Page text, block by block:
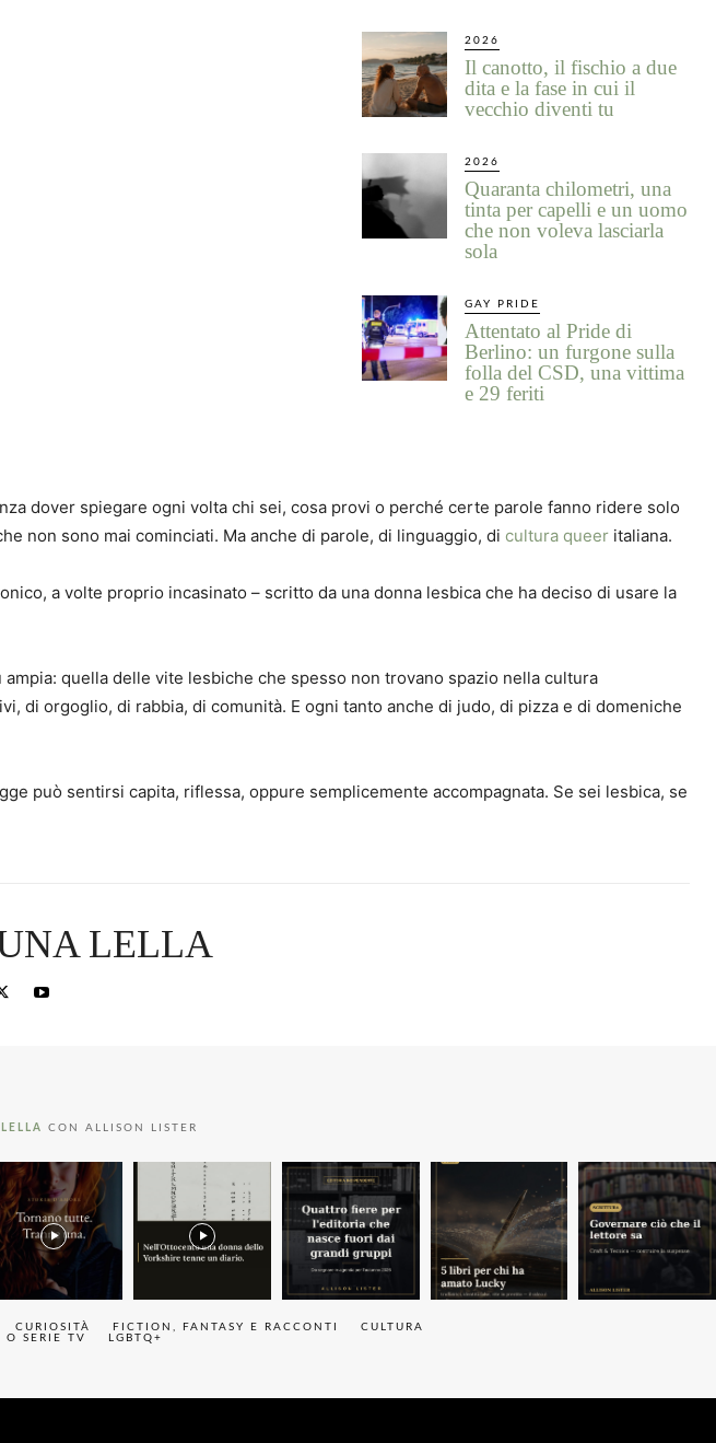
2026
Il canotto, il fischio a due
dita e la fase in cui il
vecchio diventi tu
2026
Quaranta chilometri, una
tinta per capelli e un uomo
che non voleva lasciarla
sola
GAY PRIDE
Attentato al Pride di
Berlino: un furgone sulla
folla del CSD, una vittima
e 29 feriti
dover spiegare ogni volta chi sei, cosa provi o perché certe parole fanno ridere solo
non sono mai cominciati. Ma anche di parole, di linguaggio, di cultura queer italiana.
a volte proprio incasinato – scritto da una donna lesbica che ha deciso di usare la
quella delle vite lesbiche che spesso non trovano spazio nella cultura
di orgoglio, di rabbia, di comunità. E ogni tanto anche di judo, di pizza e di domeniche
può sentirsi capita, riflessa, oppure semplicemente accompagnata. Se sei lesbica, se
LELLA
CON ALLISON LISTER
CURIOSITÀ FICTION, FANTASY E RACCONTI
CULTURA
O SERIE TV
LGBTQ+